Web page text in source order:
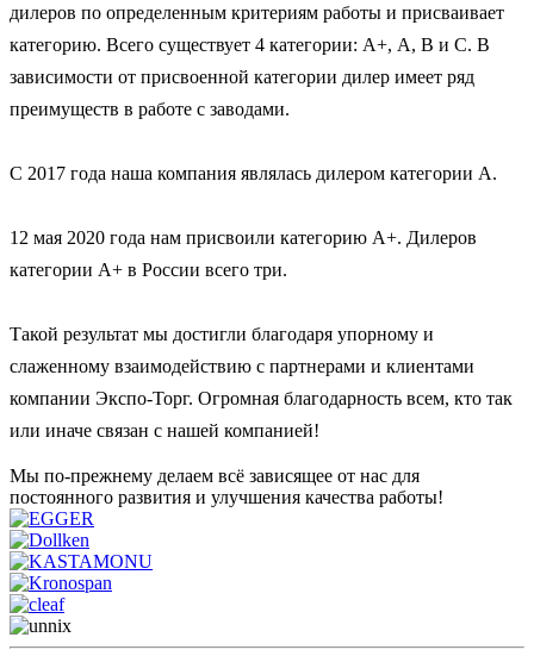
дилеров по определенным критериям работы и присваивает
категорию. Всего существует 4 категории: А+, А, В и С. В
зависимости от присвоенной категории дилер имеет ряд
преимуществ в работе с заводами.
С 2017 года наша компания являлась дилером категории А.
12 мая 2020 года нам присвоили категорию А+. Дилеров
категории А+ в России всего три.
Такой результат мы достигли благодаря упорному и
слаженному взаимодействию с партнерами и клиентами
компании Экспо-Торг. Огромная благодарность всем, кто так
или иначе связан с нашей компанией!
Мы по-прежнему делаем всё зависящее от нас для
постоянного развития и улучшения качества работы!